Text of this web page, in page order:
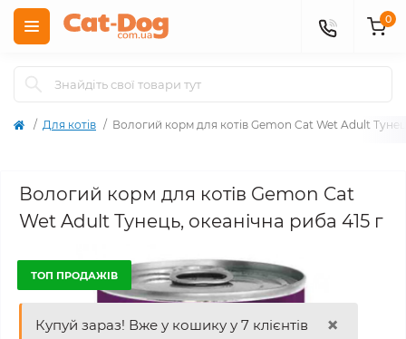
0
Для котів Вологий корм для котів Gemon Cat Wet Adult
Вологий корм для котів Gemon Cat
Wet Adult Тунeць, океанічна риба 415 г
Купуй зараз! Вже у кошику у 7 клієнтів ×
ТОП ПРОДАЖІВ